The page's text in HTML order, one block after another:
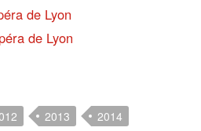
de Lyon
de Lyon
2013
2014